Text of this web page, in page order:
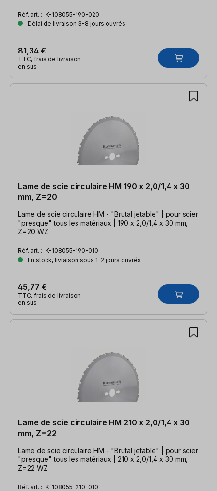
Réf. art. : K-108055-190-020
Délai de livraison 3-8 jours ouvrés
81,34 €
TTC, frais de livraison
en sus
Lame de scie circulaire HM 190 x 2,0/1,4 x 30
mm, Z=20
Lame de scie circulaire HM - "Brutal jetable" | pour scier
"presque" tous les matériaux | 190 x 2,0/1,4 x 30 mm,
Z=20 WZ
Réf. art. : K-108055-190-010
En stock, livraison sous 1-2 jours ouvrés
45,77 €
TTC, frais de livraison
en sus
Lame de scie circulaire HM 210 x 2,0/1,4 x 30
mm, Z=22
Lame de scie circulaire HM - "Brutal jetable" | pour scier
"presque" tous les matériaux | 210 x 2,0/1,4 x 30 mm,
Z=22 WZ
Réf. art. : K-108055-210-010